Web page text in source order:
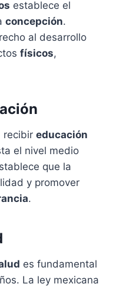
establece el
concepción.
al desarrollo
físicos,
recibir educación
el nivel medio
que la
y promover
.
es fundamental
La ley mexicana